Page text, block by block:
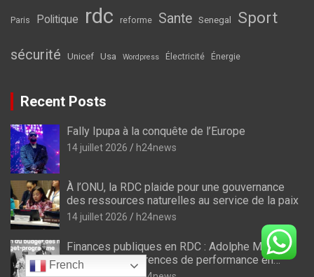
Paris Politique rdc reforme Sante Senegal Sport
sécurité Unicef Usa Wordpress Électricité Énergie
Recent Posts
Fally Ipupa à la conquête de l’Europe
14 juillet 2026 h24news
À l’ONU, la RDC plaide pour une gouvernance
des ressources naturelles au service de la paix
14 juillet 2026 h24news
Finances publiques en RDC : Adolphe Muzito
ouvre les Conférences de performance en
prélude au budget-programme de 2028
French